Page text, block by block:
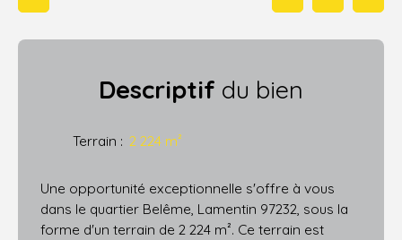
Descriptif du bien
Terrain : 2 224 m²
Une opportunité exceptionnelle s'offre à vous
dans le quartier Belême, Lamentin 97232, sous la
forme d'un terrain de 2 224 m². Ce terrain est